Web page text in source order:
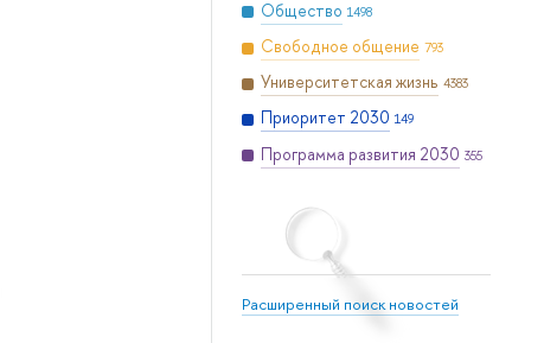
Общество 1498
Свободное общение 793
Университетская жизнь 4383
Приоритет 2030 149
Программа развития 2030 355
Расширенный поиск новостей